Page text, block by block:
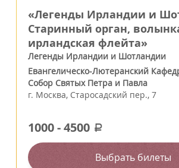
«Легенды Ирландии и
Старинный орган,
ирландская флейта»
Легенды Ирландии и Шотландии
Евангелическо-Лютеранский
Собор Святых Петра и Павла
г. Москва, Старосадский пер., 7
1000-4500 a
Выбрать билеты